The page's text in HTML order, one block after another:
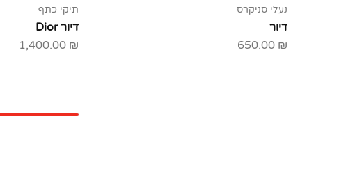
נעלי סניקרס
דיור
650.00 ₪
תיקי כתף
דיור Dior
1,400.00 ₪